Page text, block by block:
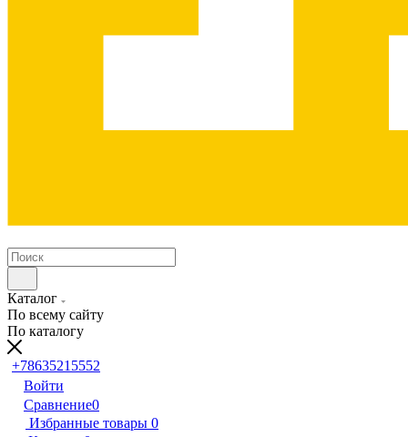
Каталог
По всему сайту
По каталогу
+78635215552
Войти
Сравнение0
Избранные товары 0